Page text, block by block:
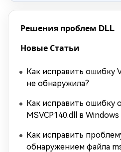
Решения проблем DLL
Новые Статьи
Как исправить ошибку
не обнаружила?
Как исправить ошибку
MSVCP140.dll в Windows
Как исправить
обнаружением файла